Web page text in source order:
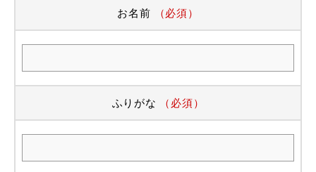
お名前 （必須）
ふりがな （必須）